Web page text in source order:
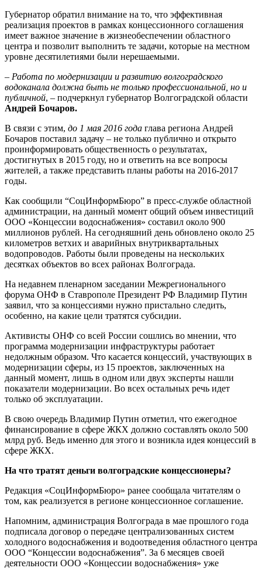
Губернатор обратил внимание на то, что эффективная
реализация проектов в рамках концессионного соглашения
имеет важное значение в жизнеобеспечении областного
центра и позволит выполнить те задачи, которые на местном
уровне десятилетиями были нерешаемыми.
– Работа по модернизации и развитию волгоградского
водоканала должна быть не только профессиональной, но и
публичной, – подчеркнул губернатор Волгоградской области
Андрей Бочаров.
В связи с этим, до 1 мая 2016 года глава региона Андрей
Бочаров поставил задачу – не только публично и открыто
проинформировать общественность о результатах,
достигнутых в 2015 году, но и ответить на все вопросы
жителей, а также представить планы работы на 2016-2017
годы.
Как сообщили “СоцИнформБюро” в пресс-службе областной
администрации, на данный момент общий объем инвестиций
ООО «Концессии водоснабжения» составил около 900
миллионов рублей. На сегодняшний день обновлено около 25
километров ветхих и аварийных внутриквартальных
водопроводов. Работы были проведены на нескольких
десятках объектов во всех районах Волгограда.
На недавнем пленарном заседании Межрегионального
форума ОНФ в Ставрополе Президент РФ Владимир Путин
заявил, что за концессиями нужно пристально следить,
особенно, на какие цели тратятся субсидии.
Активисты ОНФ со всей России сошлись во мнении, что
программа модернизации инфраструктуры работает
недолжным образом. Что касается концессий, участвующих в
модернизации сферы, из 15 проектов, заключенных на
данный момент, лишь в одном или двух эксперты нашли
показатели модернизации. Во всех остальных речь идет
только об эксплуатации.
В свою очередь Владимир Путин отметил, что ежегодное
финансирование в сфере ЖКХ должно составлять около 500
млрд руб. Ведь именно для этого и возникла идея концессий в
сфере ЖКХ.
На что тратят деньги волгоградские концессионеры?
Редакция «СоцИнформБюро» ранее сообщала читателям о
том, как реализуется в регионе концессионное соглашение.
Напомним, администрация Волгограда в мае прошлого года
подписала договор о передаче централизованных систем
холодного водоснабжения и водоотведения областного центра
ООО “Концессии водоснабжения”. За 6 месяцев своей
деятельности ООО «Концессии водоснабжения» уже